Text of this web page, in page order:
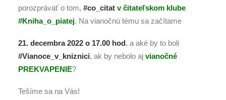
porozprávať o tom, #co_citat v čitateľskom klube
#Kniha_o_piatej. Na vianočnú tému sa začítame
21. decembra 2022 o 17.00 hod. a aké by to boli
#Vianoce_v_kniznici, ak by nebolo aj vianočné
PREKVAPENIE?
Tešíme sa na Vás!